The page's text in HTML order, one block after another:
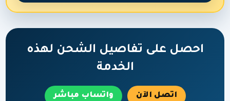
احصل على تفاصيل الشحن لهذه
الخدمة
اتصل الآن واتساب مباشر